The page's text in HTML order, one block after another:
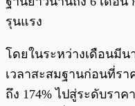
รุนแรง
โดยในระหว่างเดือนมีน
เวลาสะสมฐานก่อนที่ร
ถึง 174% ไปสู่ระดับราค